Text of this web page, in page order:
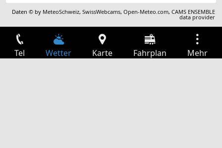
Daten © by MeteoSchweiz,SwissWebcams,Open-Meteo.com,CAMS ENSEMBLE
data provider
Tel Wetter Karte Fahrplan Mehr